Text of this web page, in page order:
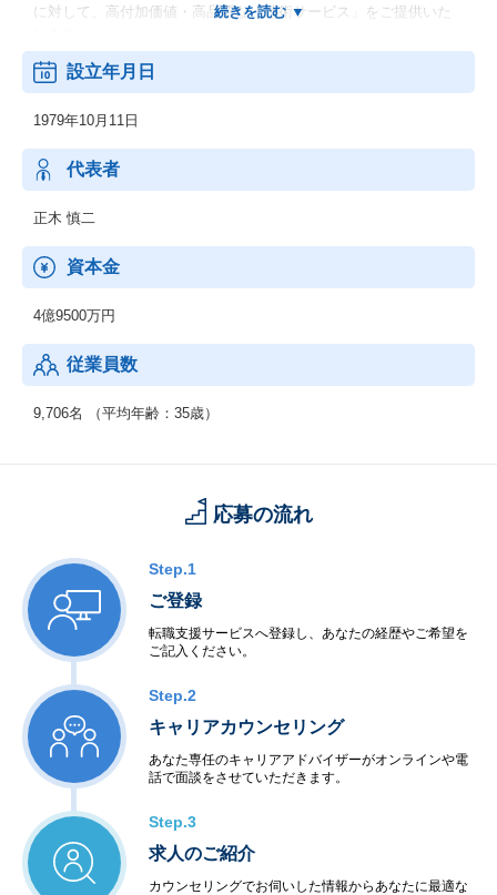
に対して、高付加価値・高品質な「技術サービス」をご提供いた
2．機電エンジニアサービス
ーズに幅広くお応えします。
上流工程から下流工程までご提案いたします。
3．新技術領域 (RPA・セキュリティ等)
RPA、IoT、セキュリティ、MBD、ドローン等の新技術領域へのニ
【男女比】
【年齢構成】
：20代：33％、30代：41％、40代以上：26％
【勤続年数】
：残業平均15.8時間、有給取得率90.0%、育休・産休取得率10
0％、復職率89％※男性も育児休暇取得実績があります。
設立年月日
1979年10月11日
代表者
正木 慎二
資本金
4億9500万円
従業員数
9,706名 （平均年齢：35歳）
応募の流れ
Step.1
ご登録
転職支援サービスへ登録し、あなたの経歴やご希望を
ご記入ください。
Step.2
キャリアカウンセリング
あなた専任のキャリアアドバイザーがオンラインや電
話で面談をさせていただきます。
Step.3
求人のご紹介
カウンセリングでお伺いした情報からあなたに最適な